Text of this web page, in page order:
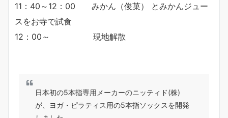
11：40～12：00 みかん（俊菓） とみかんジュー
スをお寺で試食
12：00～ 現地解散
日本初の5本指専用メーカーのニッティド(株)
が、ヨガ・ピラティス用の5本指ソックスを開発